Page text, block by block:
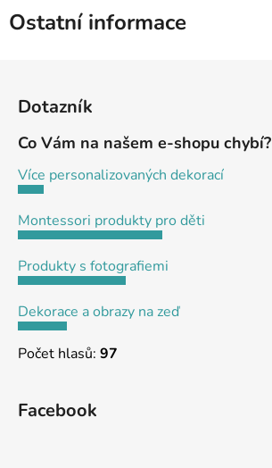
Ostatní informace
Dotazník
Co Vám na našem e-shopu chybí?
Více personalizovaných dekorací
Montessori produkty pro děti
Produkty s fotografiemi
Dekorace a obrazy na zeď
Počet hlasů: 97
Facebook